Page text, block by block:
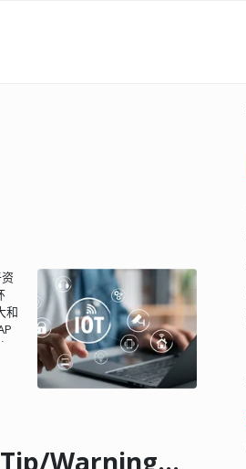
和
GitHub Markdown 提示框样式（Note/Tip/Warning）写法